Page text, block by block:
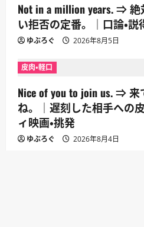
Not in a million years. ⇒
い拒否の定番。｜口論・説
ゆぶろぐ 2026年8月5日
皮肉・軽口
Nice of you to join us. ⇒
ね。｜遅刻した相手への
ィ映画・挑発
ゆぶろぐ 2026年8月4日